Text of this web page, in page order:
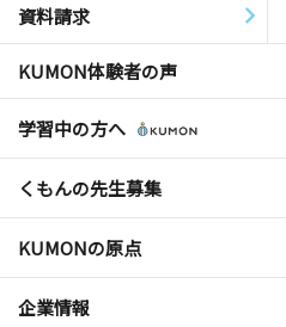
資料請求
KUMON体験者の声
学習中の方へ
くもんの先生募集
KUMONの原点
企業情報